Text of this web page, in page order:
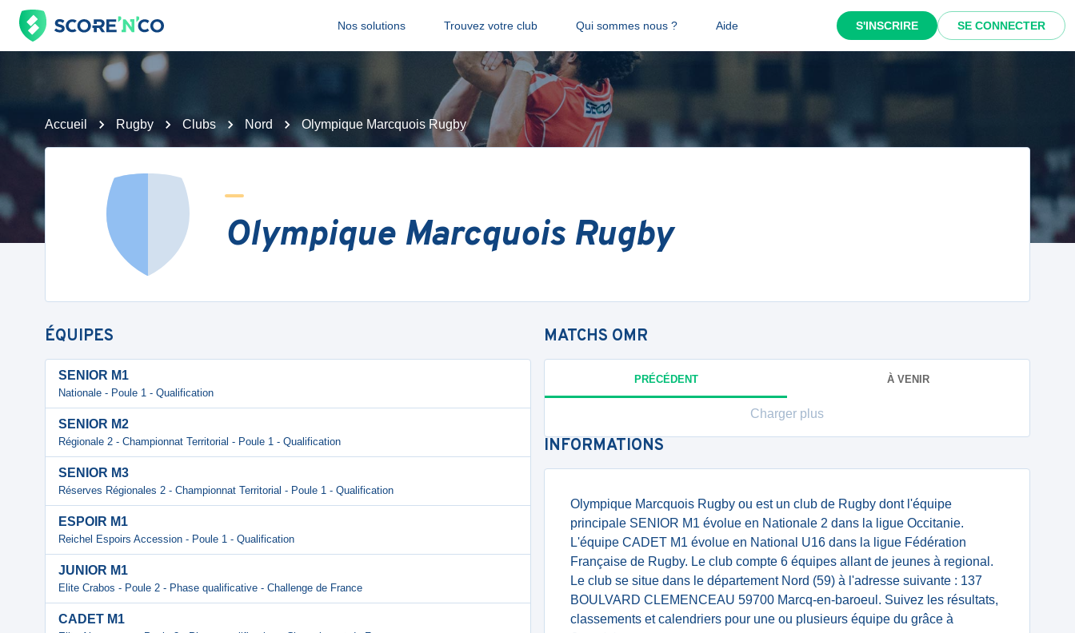
Nos solutions Trouvez votre club Qui sommes nous ? Aide S'INSCRIRE SE CONNECTER
Accueil Rugby Clubs Nord Olympique Marcquois Rugby
Olympique Marcquois Rugby
ÉQUIPES
SENIOR M1
Nationale - Poule 1 - Qualification
SENIOR M2
Régionale 2 - Championnat Territorial - Poule 1 - Qualification
SENIOR M3
Réserves Régionales 2 - Championnat Territorial - Poule 1 - Qualification
ESPOIR M1
Reichel Espoirs Accession - Poule 1 - Qualification
JUNIOR M1
Elite Crabos - Poule 2 - Phase qualificative - Challenge de France
CADET M1
MATCHS OMR
PRÉCÉDENT À VENIR
Charger plus
INFORMATIONS
Olympique Marcquois Rugby ou est un club de Rugby dont l'équipe
principale SENIOR M1 évolue en Nationale 2 dans la ligue Occitanie.
L'équipe CADET M1 évolue en National U16 dans la ligue Fédération
Française de Rugby. Le club compte 6 équipes allant de jeunes à regional.
Le club se situe dans le département Nord (59) à l'adresse suivante : 137
BOULVARD CLEMENCEAU 59700 Marcq-en-baroeul. Suivez les résultats,
classements et calendriers pour une ou plusieurs équipe du grâce à